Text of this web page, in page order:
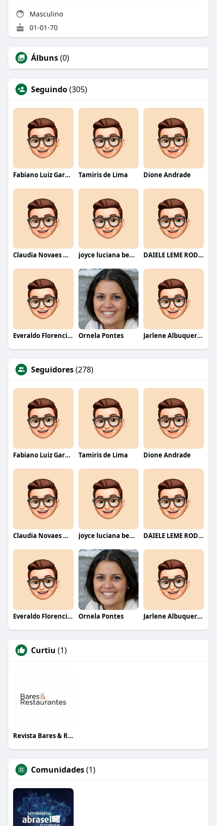
Masculino
01-01-70
Álbuns(0)
Seguindo(305)
Fabiano Luiz Garcia Tamiris de Lima Dione Andrade
Claudia Novaes Novaes joyce luciana bentini jesus DAIELE LEME RODRIGUES
Everaldo Florencio De Melo Ornela Pontes Jarlene Albuquerque
Seguidores(278)
Fabiano Luiz Garcia Tamiris de Lima Dione Andrade
Claudia Novaes Novaes joyce luciana bentini jesus DAIELE LEME RODRIGUES
Everaldo Florencio De Melo Ornela Pontes Jarlene Albuquerque
Curtiu (1)
Revista Bares & Restaurantes
Comunidades(1)